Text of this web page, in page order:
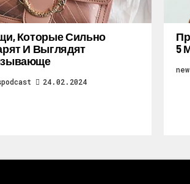
Которые Сильно
И Выглядят
24.02.2024
5